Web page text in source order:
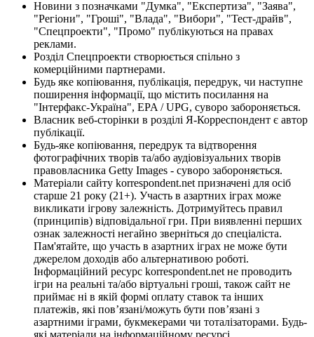
Новини з позначками "Думка", "Експертиза", "Заява",
"Регіони", "Гроші", "Влада", "Вибори", "Тест-драйв",
"Спецпроекти", "Промо" публікуються на правах
реклами.
Розділ Спецпроекти створюється спільно з
комерційними партнерами.
Будь яке копіювання, публікація, передрук, чи наступне
поширення інформації, що містить посилання на
"Інтерфакс-Україна", EPA / UPG, суворо забороняється.
Власник веб-сторінки в розділі Я-Корреспондент є автор
публікації.
Будь-яке копіювання, передрук та відтворення
фотографічних творів та/або аудіовізуальних творів
правовласника Getty Images - суворо забороняється.
Матеріали сайту korrespondent.net призначені для осіб
старше 21 року (21+). Участь в азартних іграх може
викликати ігрову залежність. Дотримуйтесь правил
(принципів) відповідальної гри. При виявленні перших
ознак залежності негайно зверніться до спеціаліста.
Пам'ятайте, що участь в азартних іграх не може бути
джерелом доходів або альтернативою роботі.
Інформаційний ресурс korrespondent.net не проводить
ігри на реальні та/або віртуальні гроші, також сайт не
приймає ні в якій формі оплату ставок та інших
платежів, які пов’язані/можуть бути пов’язані з
азартними іграми, букмекерами чи тоталізаторами. Будь-